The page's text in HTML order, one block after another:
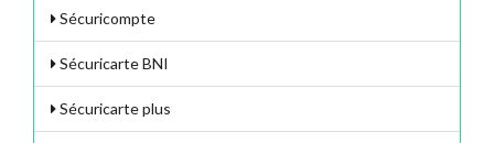
Sécuricompte
Sécuricarte BNI
Sécuricarte plus